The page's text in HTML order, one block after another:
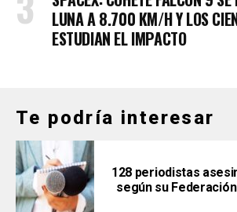
LUNA A 8.700 KM/H Y LOS
ESTUDIAN EL IMPACTO
Te podría interesar
128 periodistas
según su